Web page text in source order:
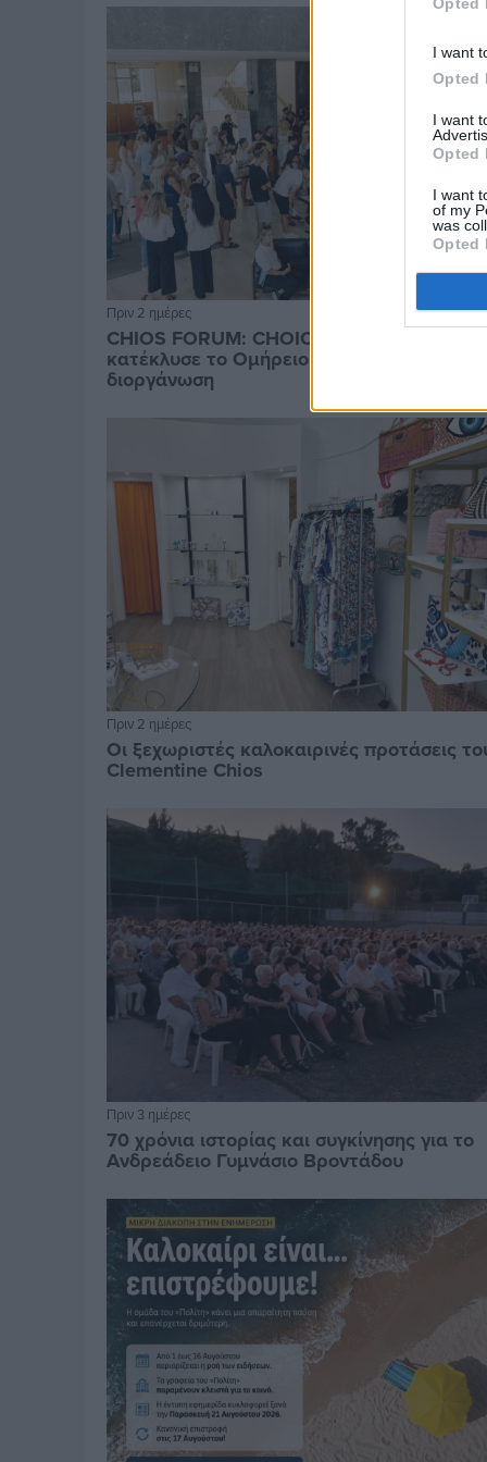
I want
Opted
I want
Opted
I want
of my
was
Opted
Πριν 2 ημέρες
CHIOS FORUM: CHOICES- Πλήθος κόσμου
κατέκλυσε το Ομήρειο για την μεγάλη
διοργάνωση
Πριν 2 ημέρες
Οι ξεχωριστές καλοκαιρινές προτάσεις
Clementine Chios
Πριν 3 ημέρες
70 χρόνια ιστορίας και συγκίνησης για το
Ανδρεάδειο Γυμνάσιο Βροντάδου